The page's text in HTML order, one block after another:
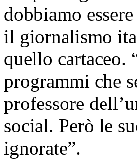
dobbiamo
il giornalismo
quello
programmi che
professore
social. Però le
ignorate”.